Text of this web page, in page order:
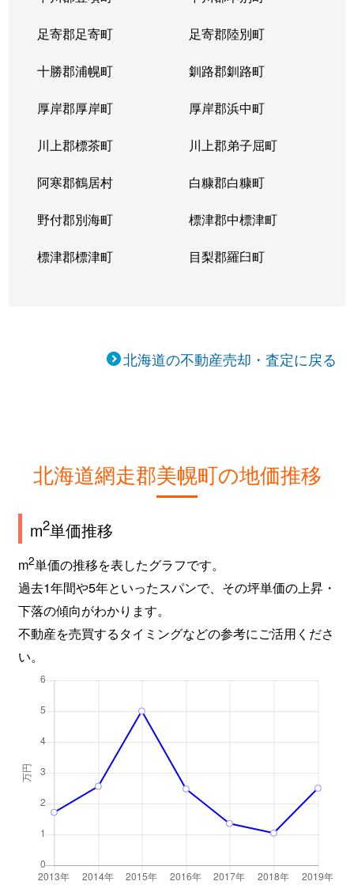
足寄郡足寄町 足寄郡陸別町
十勝郡浦幌町 釧路郡釧路町
厚岸郡厚岸町 厚岸郡浜中町
川上郡標茶町 川上郡弟子屈町
阿寒郡鶴居村 白糠郡白糠町
野付郡別海町 標津郡中標津町
標津郡標津町 目梨郡羅臼町
北海道の不動産売却・査定に戻る
北海道網走郡美幌町の地価推移
m2単価推移
m2単価の推移を表したグラフです。
過去1年間や5年といったスパンで、その坪単価の上昇・
下落の傾向がわかります。
不動産を売買するタイミングなどの参考にご活用くださ
い。